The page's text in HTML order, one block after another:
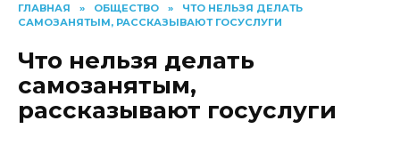
ГЛАВНАЯ » ОБЩЕСТВО »
ЧТО НЕЛЬЗЯ ДЕЛАТЬ
САМОЗАНЯТЫМ, РАССКАЗЫВАЮТ ГОСУСЛУГИ
Что нельзя делать
самозанятым,
рассказывают госуслуги